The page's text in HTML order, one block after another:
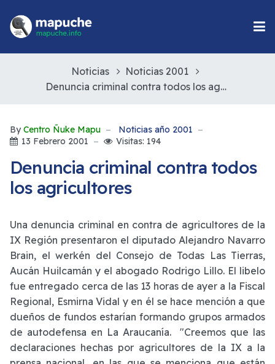
Noticias
Noticias 2001
Denuncia criminal contra todos los agricultores
By Centro Ñuke Mapu
Noticias año 2001
13 Febrero 2001
Visitas: 194
Denuncia criminal contra todos
los agricultores
Una denuncia criminal en contra de agricultores de la
IX Región presentaron el diputado Alejandro Navarro
Brain, el werkén del Consejo de Todas Las Tierras,
Aucán Huilcamán y el abogado Rodrigo Lillo. El libelo
fue entregado cerca de las 13 horas de ayer a la Fiscal
Regional, Esmirna Vidal y en él se hace mención a que
dueños de fundos estarían formando grupos armados
de autodefensa en La Araucanía. "Creemos que las
declaraciones hechas por agricultores de la IX a la